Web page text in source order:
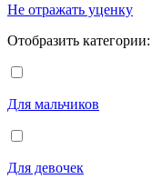
Не отражать уценку
Отобразить категории:
Для мальчиков
Для девочек